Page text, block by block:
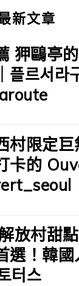
新文章
狎鷗亭
플르서라
村限定
卡的
放村甜點
選！韓
터스